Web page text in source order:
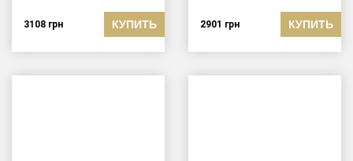
3108 грн КУПИТЬ 2901 грн КУПИТЬ